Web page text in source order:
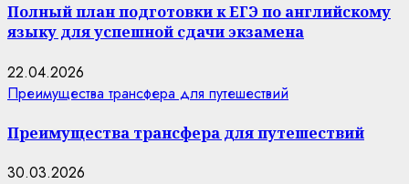
Полный план подготовки к ЕГЭ по английскому
языку для успешной сдачи экзамена
22.04.2026
Преимущества трансфера для путешествий
Преимущества трансфера для путешествий
30.03.2026